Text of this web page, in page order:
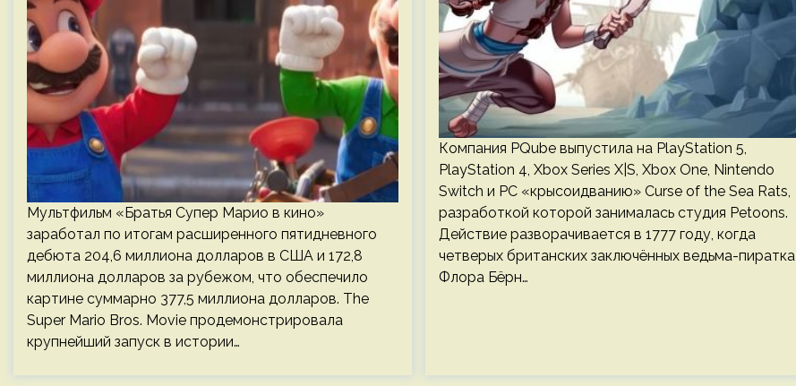
Мультфильм «Братья Супер Марио в кино»
заработал по итогам расширенного пятидневного
дебюта 204,6 миллиона долларов в США и 172,8
миллиона долларов за рубежом, что обеспечило
картине суммарно 377,5 миллиона долларов. The
Super Mario Bros. Movie продемонстрировала
крупнейший запуск в истории…
Компания PQube выпустила на PlayStation 5,
PlayStation 4, Xbox Series X|S, Xbox One, Nintendo
Switch и PC «крысоидванию» Curse of the Sea Rats,
разработкой которой занималась студия Petoons.
Действие разворачивается в 1777 году, когда
четверых британских заключённых ведьма-пиратка
Флора Бёрн…